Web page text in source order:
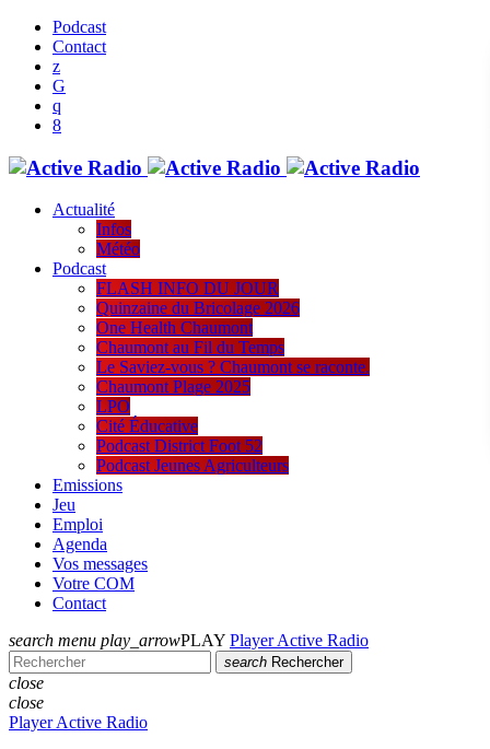
Podcast
Contact
Actualité
Infos
Météo
Podcast
FLASH INFO DU JOUR
Quinzaine du Bricolage 2026
One Health Chaumont
Chaumont au Fil du Temps
Le Saviez-vous ? Chaumont se raconte.
Chaumont Plage 2025
LPO
Cité Éducative
Podcast District Foot 52
Podcast Jeunes Agriculteurs
Emissions
Jeu
Emploi
Agenda
Vos messages
Votre COM
Contact
search menu play_arrowPLAY Player Active Radio
search Rechercher
close
close
Player Active Radio